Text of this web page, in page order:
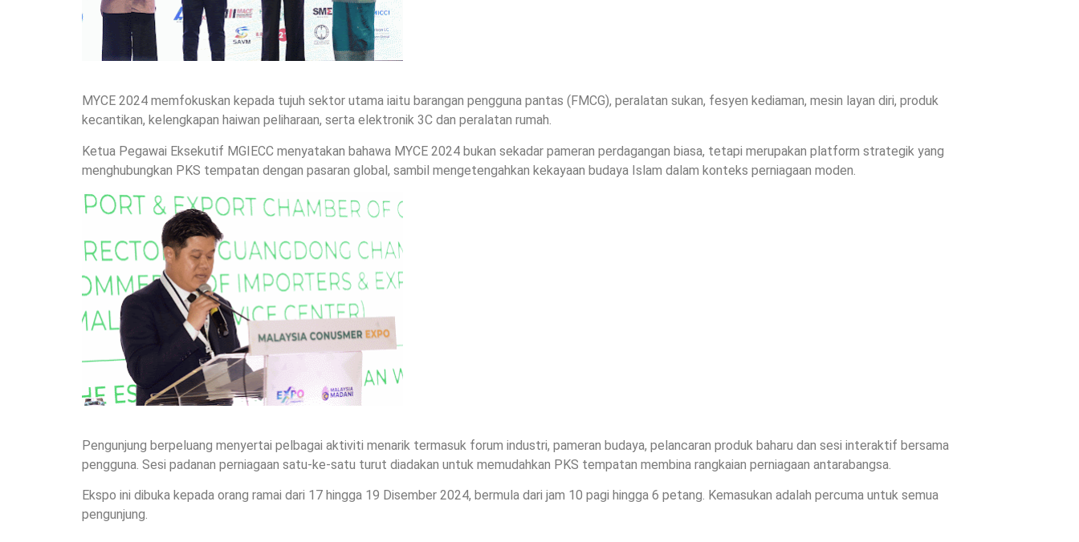
MYCE 2024 memfokuskan kepada tujuh sektor utama iaitu barangan pengguna pantas (FMCG), peralatan sukan, fesyen kediaman, mesin layan diri, produk
kecantikan, kelengkapan haiwan peliharaan, serta elektronik 3C dan peralatan rumah.
Ketua Pegawai Eksekutif MGIECC menyatakan bahawa MYCE 2024 bukan sekadar pameran perdagangan biasa, tetapi merupakan platform strategik yang
menghubungkan PKS tempatan dengan pasaran global, sambil mengetengahkan kekayaan budaya Islam dalam konteks perniagaan moden.
Pengunjung berpeluang menyertai pelbagai aktiviti menarik termasuk forum industri, pameran budaya, pelancaran produk baharu dan sesi interaktif bersama
pengguna. Sesi padanan perniagaan satu-ke-satu turut diadakan untuk memudahkan PKS tempatan membina rangkaian perniagaan antarabangsa.
Ekspo ini dibuka kepada orang ramai dari 17 hingga 19 Disember 2024, bermula dari jam 10 pagi hingga 6 petang. Kemasukan adalah percuma untuk semua
pengunjung.